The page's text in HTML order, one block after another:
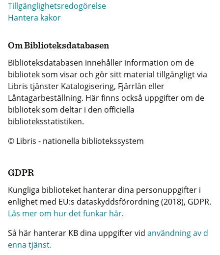
Tillgänglighetsredogörelse
Hantera kakor
Om Biblioteksdatabasen
Biblioteksdatabasen innehåller information om de
bibliotek som visar och gör sitt material tillgängligt via
Libris tjänster Katalogisering, Fjärrlån eller
Låntagarbeställning. Här finns också uppgifter om de
bibliotek som deltar i den officiella
biblioteksstatistiken.
© Libris - nationella bibliotekssystem
GDPR
Kungliga biblioteket hanterar dina personuppgifter i
enlighet med EU:s dataskyddsförordning (2018), GDPR.
Läs mer om hur det funkar här.
Så här hanterar KB dina uppgifter vid användning av d
enna tjänst.